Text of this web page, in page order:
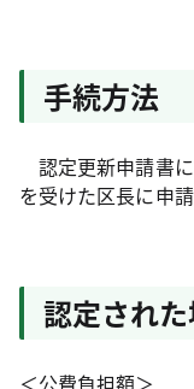
手続方法
認定更新申請書
を受けた区長に申請
認定され
＜公費負担額＞